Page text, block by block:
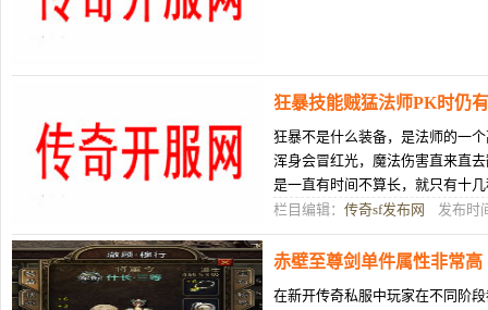
狂暴技能贼猛法师PK时仍
狂暴不是什么装备，是法师的一
浑身会冒红光，魔法伤害直来直
是一直有时间不算长，就只有十
据板上钉钉上风，哪怕对着贴脸打
栏目编辑： 传奇sf发布网 发布时
赤壁至尊剑单件属性非常高
在新开传奇私服中玩家在不同阶